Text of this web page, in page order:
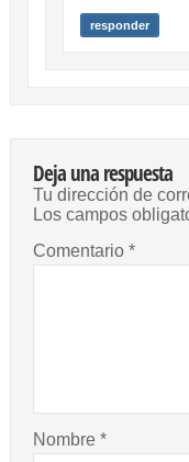
responder
Deja una respuesta
Tu dirección de
Los campos
Comentario *
Nombre *